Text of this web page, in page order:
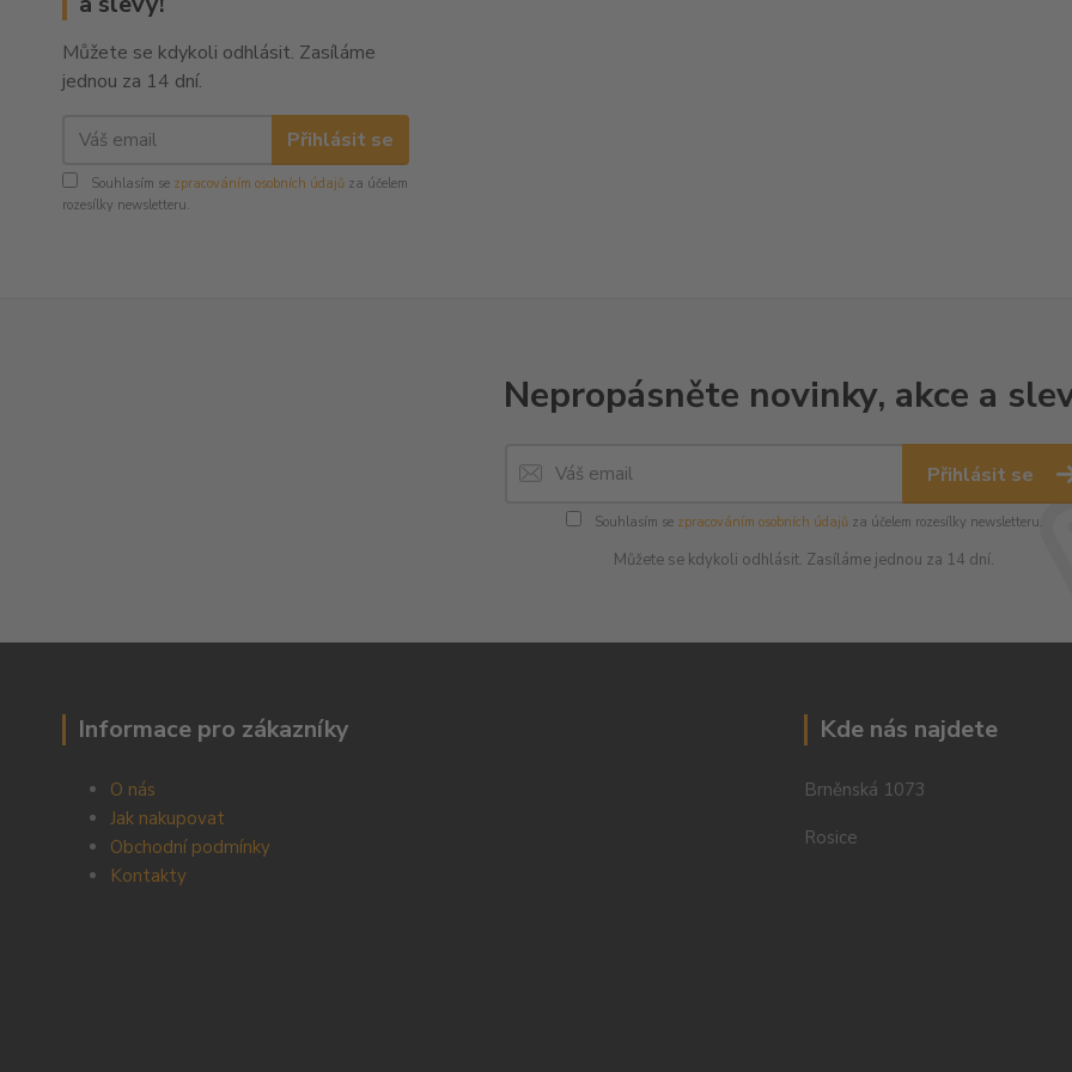
Můžete se kdykoli odhlásit. Zasíláme
jednou za 14 dní.
Přihlásit se
Souhlasím se zpracováním osobních údajů za účelem
rozesílky newsletteru.
Nepropásněte novinky, akce a
Přihlásit se
Souhlasím se zpracováním osobních údajůza účelem rozesílky newsletteru.
Můžete se kdykoli odhlásit. Zasíláme jednou za 14 dní.
Informace pro zákazníky
O nás
Jak nakupovat
Obchodní podmínky
Kontakty
Kde nás najdete
Brněnská 1073
Rosice